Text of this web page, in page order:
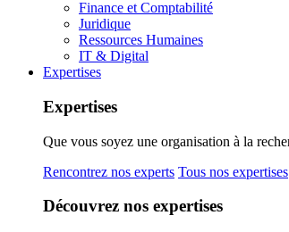
Finance et Comptabilité
Juridique
Ressources Humaines
IT & Digital
Expertises
Expertises
Que vous soyez une organisation à la
Rencontrez nos experts Tous nos expertises
Découvrez nos expertises